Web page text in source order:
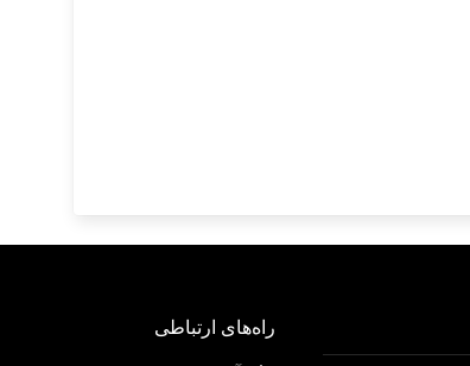
راه‌های ارتباطی